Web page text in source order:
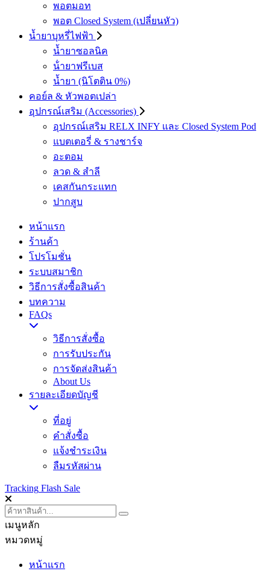
พอตมอท
พอต Closed System (เปลี่ยนหัว)
น้ำยาบุหรี่ไฟฟ้า
น้ำยาซอลนิค
น้ํายาฟรีเบส
น้ำยา (นิโตติน 0%)
คอย์ล & หัวพอตเปล่า
อุปกรณ์เสริม (Accessories)
อุปกรณ์เสริม RELX INFY และ Closed System Pod
แบตเตอรี่ & รางชาร์จ
อะตอม
ลวด ​& สำลี
เคสกันกระแทก
ปากสูบ
หน้าแรก
ร้านค้า
โปรโมชั่น
ระบบสมาชิก
วิธีการสั่งซื้อสินค้า
บทความ
FAQs
วิธีการสั่งซื้อ
การรับประกัน
การจัดส่งสินค้า
About Us
รายละเอียดบัญชี
ที่อยู่
คำสั่งซื้อ
แจ้งชำระเงิน
ลืมรหัสผ่าน
Tracking Flash Sale
เมนูหลัก
หมวดหมู่
หน้าแรก